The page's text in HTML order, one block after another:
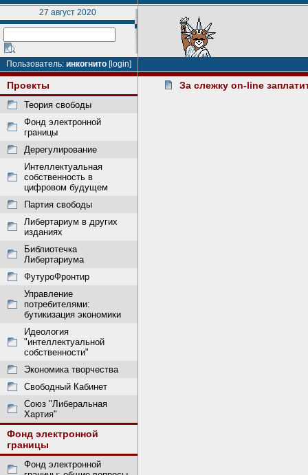
27 август 2020
Пользователь: инкогнито [login]
Проекты
Теория свободы
Фонд электронной
границы
Дерегулирование
Интеллектуальная
собственность в
цифровом будущем
Партия свободы
Либертариум в других
изданиях
Библиотечка
Либертариума
ФутуроФронтир
Управление
потребителями:
бутикизация экономики
Идеология
"интеллектуальной
собственности"
Экономика творчества
Свободный Кабинет
Союз "Либеральная
Хартия"
Фонд электронной
границы
Фонд электронной
За слежку on-line